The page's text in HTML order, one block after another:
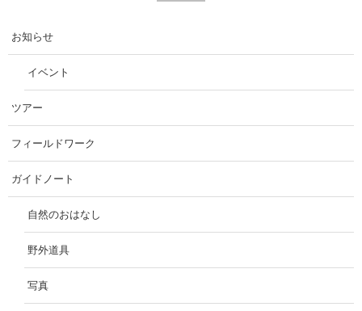
お知らせ
イベント
ツアー
フィールドワーク
ガイドノート
自然のおはなし
野外道具
写真